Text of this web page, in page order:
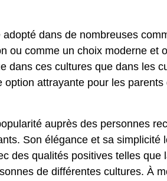
dans de nombreuses
ou comme un choix moderne et
dans ces cultures que dans les
attrayante pour les
auprès des personnes
Son élégance et sa simplicité
des qualités positives telles que
de différentes cultures. À